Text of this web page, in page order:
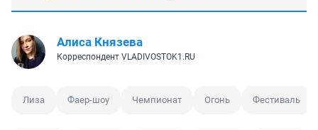
Алиса Князева
Корреспондент VLADIVOSTOK1.RU
Лиза Фаер-шоу Чемпионат Огонь Фестиваль